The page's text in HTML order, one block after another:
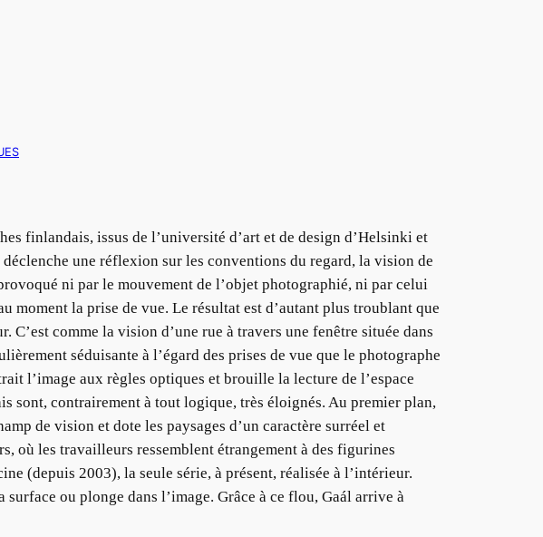
finlandais, issus de l’université d’art et de design d’Helsinki et
une réflexion sur les conventions du regard, la vision de
ni par le mouvement de l’objet photographié, ni par celui
moment la prise de vue. Le résultat est d’autant plus troublant que
C’est comme la vision d’une rue à travers une fenêtre située dans
séduisante à l’égard des prises de vue que le photographe
l’image aux règles optiques et brouille la lecture de l’espace
sont, contrairement à tout logique, très éloignés. Au premier plan,
de vision et dote les paysages d’un caractère surréel et
où les travailleurs ressemblent étrangement à des figurines
(depuis 2003), la seule série, à présent, réalisée à l’intérieur.
ou plonge dans l’image. Grâce à ce flou, Gaál arrive à